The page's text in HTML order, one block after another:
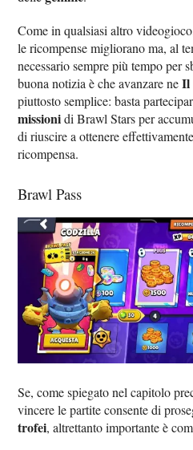
Come in qualsiasi altro
le ricompense migliorano ma, al
necessario sempre più tempo per
buona notizia è che avanzare neIl
piuttosto semplice: basta
missionidi Brawl Stars per
di riuscire a ottenere
ricompensa.
Brawl Pass
Se, come spiegato nel capitolo
vincere le partite consente di
trofei, altrettanto importante è